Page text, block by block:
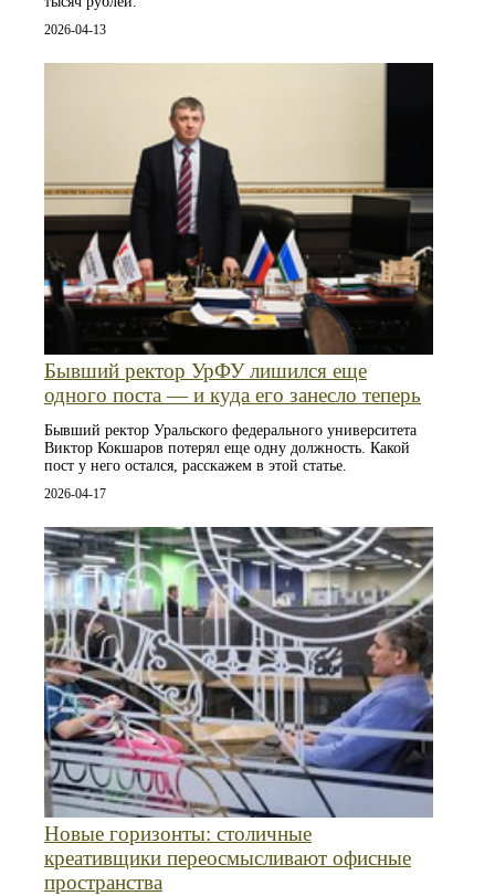
2026-04-13
Бывший ректор УрФУ лишился еще
одного поста — и куда его занесло теперь
Бывший ректор Уральского федерального университета
Виктор Кокшаров потерял еще одну должность. Какой
пост у него остался, расскажем в этой статье.
2026-04-17
Новые горизонты: столичные
креативщики переосмысливают офисные
пространства